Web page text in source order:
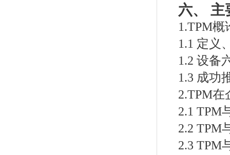
六、 主
1.TPM概
1.1 定义
1.2 设备
1.3 成功
2.TPM在
2.1 TPM
2.2 TPM
2.3 TPM